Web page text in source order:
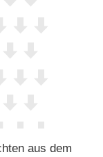
aus dem